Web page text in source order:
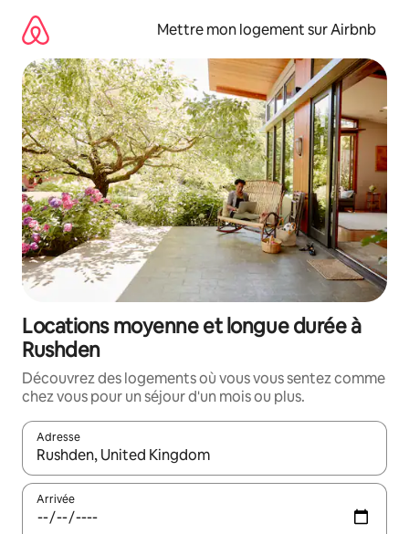
directement
contenu
Mettre mon logement sur Airbnb
Locations moyenne et longue durée à
Rushden
Découvrez des logements où vous vous sentez comme
chez vous pour un séjour d'un mois ou plus.
Adresse
Lorsque les résultats s'affichent, utilisez les flèches vers le
Arrivée